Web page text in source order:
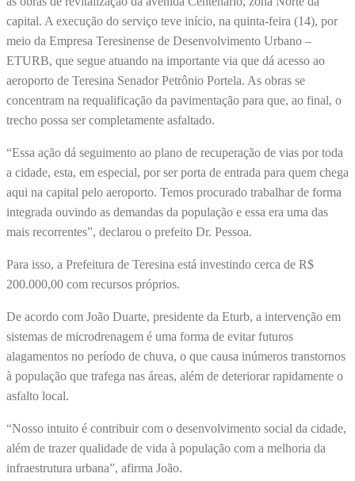
capital. A execução do serviço teve início, na quinta-feira (14), por
meio da Empresa Teresinense de Desenvolvimento Urbano –
ETURB, que segue atuando na importante via que dá acesso ao
aeroporto de Teresina Senador Petrônio Portela. As obras se
concentram na requalificação da pavimentação para que, ao final, o
trecho possa ser completamente asfaltado.
“Essa ação dá seguimento ao plano de recuperação de vias por toda
a cidade, esta, em especial, por ser porta de entrada para quem chega
aqui na capital pelo aeroporto. Temos procurado trabalhar de forma
integrada ouvindo as demandas da população e essa era uma das
mais recorrentes”, declarou o prefeito Dr. Pessoa.
Para isso, a Prefeitura de Teresina está investindo cerca de R$
200.000,00 com recursos próprios.
De acordo com João Duarte, presidente da Eturb, a intervenção em
sistemas de microdrenagem é uma forma de evitar futuros
alagamentos no período de chuva, o que causa inúmeros transtornos
à população que trafega nas áreas, além de deteriorar rapidamente o
asfalto local.
“Nosso intuito é contribuir com o desenvolvimento social da cidade,
além de trazer qualidade de vida à população com a melhoria da
infraestrutura urbana”, afirma João.